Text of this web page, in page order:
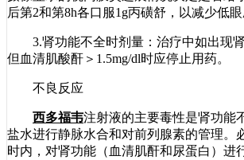
后第2和第8h各口服1g丙磺舒，以减少低
3.肾功能不全时剂量：治疗中如出现肾
但血清肌酸酐＞1.5mg/dl时应停止用药。
不良反应
西多福韦注射液的主要毒性是肾功能
盐水进行静脉水合和对前列腺素的管理。
时内，对肾功能（血清肌酐和尿蛋白）进